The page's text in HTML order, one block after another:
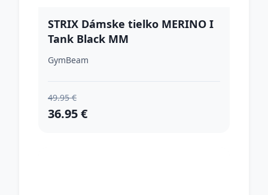
STRIX Dámske tielko MERINO I
Tank Black MM
GymBeam
49.95 €
36.95 €